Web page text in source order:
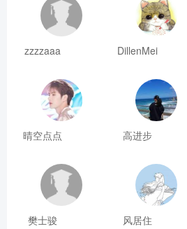
zzzzaaa DillenMei
晴空点点 高进步
樊士骏 风居住